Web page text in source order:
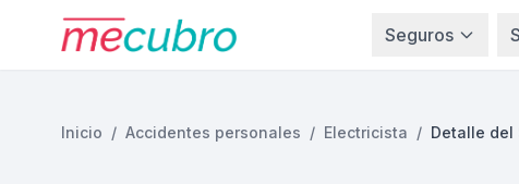
Seguros
Inicio / Accidentes personales / Electricista / Detalle del